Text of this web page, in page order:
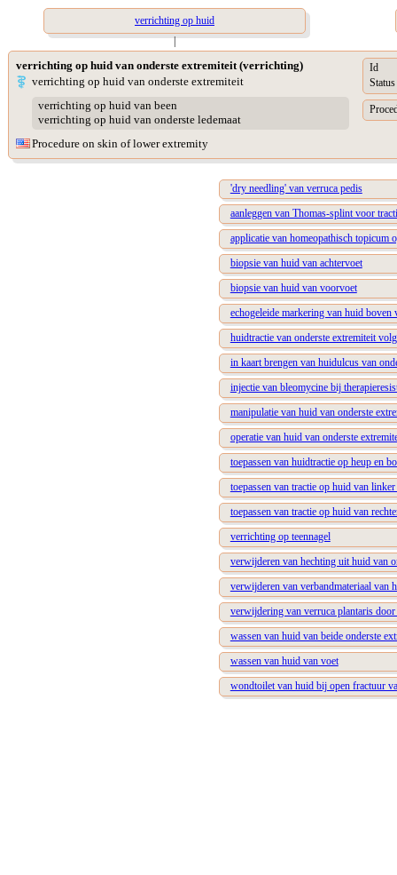
verrichting op huid
|
verrichting op huid van onderste extremiteit (verrichting)
verrichting op huid van onderste extremiteit
verrichting op huid van been
verrichting op huid van onderste ledemaat
Procedure on skin of lower extremity
Id
Status
'dry needling' van verruca pedis
aanleggen van Thomas-splint voor
applicatie van homeopathisch topicum
biopsie van huid van achtervoet
biopsie van huid van voorvoet
echogeleide markering van huid boven
huidtractie van onderste extremiteit
in kaart brengen van huidulcus van
injectie van bleomycine bij
manipulatie van huid van onderste
operatie van huid van onderste
toepassen van huidtractie op heup en
toepassen van tractie op huid van
toepassen van tractie op huid van
verrichting op teennagel
verwijderen van hechting uit huid van
verwijderen van verbandmateriaal van
verwijdering van verruca plantaris
wassen van huid van beide onderste
wassen van huid van voet
wondtoilet van huid bij open fractuur